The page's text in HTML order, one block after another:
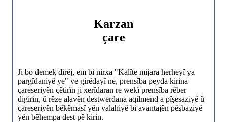
Karzan
çare
Ji bo demek dirêj, em bi nirxa "Kalîte mijara herheyî ya
pargîdaniyê ye" ve girêdayî ne, prensîba peyda kirina
çareseriyên çêtirîn ji xerîdaran re wekî prensîba rêber
digirin, û rêze alavên destwerdana aqilmend a pîşesaziyê û
çareseriyên bêkêmasî yên valahiyê bi avantajên pêşbaziyê
yên bêhempa dest pê kirin.